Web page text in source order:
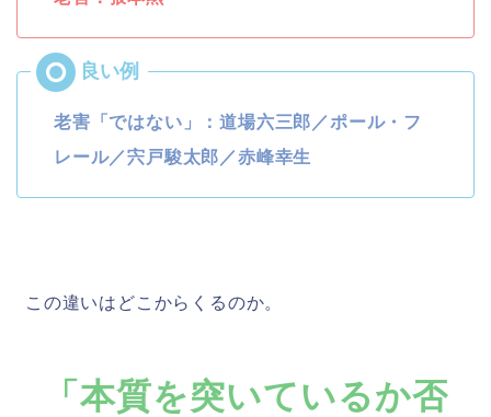
老害「ではない」：道場六三郎／ポール・フ
レール／宍戸駿太郎／赤峰幸生
この違いはどこからくるのか。
「本質を突いているか否